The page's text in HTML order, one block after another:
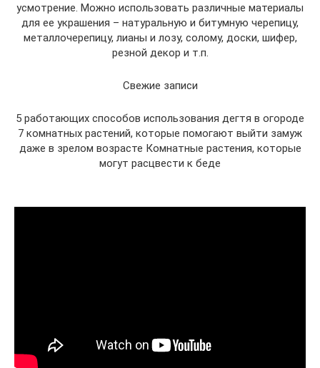
усмотрение. Можно использовать различные материалы
для ее украшения – натуральную и битумную черепицу,
металлочерепицу, лианы и лозу, солому, доски, шифер,
резной декор и т.п.
Свежие записи
5 работающих способов использования дегтя в огороде
7 комнатных растений, которые помогают выйти замуж
даже в зрелом возрасте Комнатные растения, которые
могут расцвести к беде